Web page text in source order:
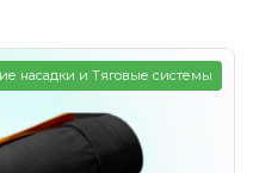
насадки и Тяговые системы